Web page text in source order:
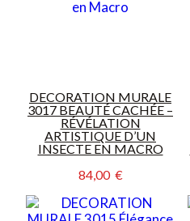
DECORATION MURALE
3017 BEAUTÉ CACHÉE –
RÉVÉLATION
ARTISTIQUE D’UN
INSECTE EN MACRO
84,00  €